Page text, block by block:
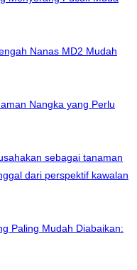
Nanas MD2 Mudah
Nangka yang Perlu
sebagai tanaman
dari perspektif kawalan
Paling Mudah Diabaikan: